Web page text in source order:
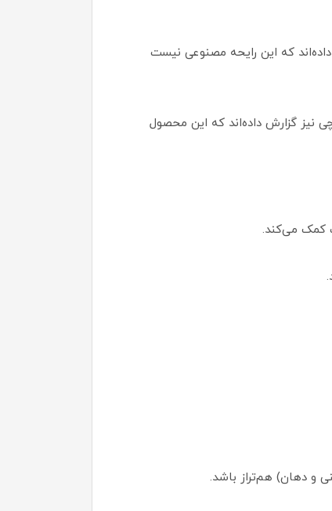
که این رایحه مصنوعی نیست
گزارش داده‌اند که این محصول
و دهان) هم‌تراز باشد.